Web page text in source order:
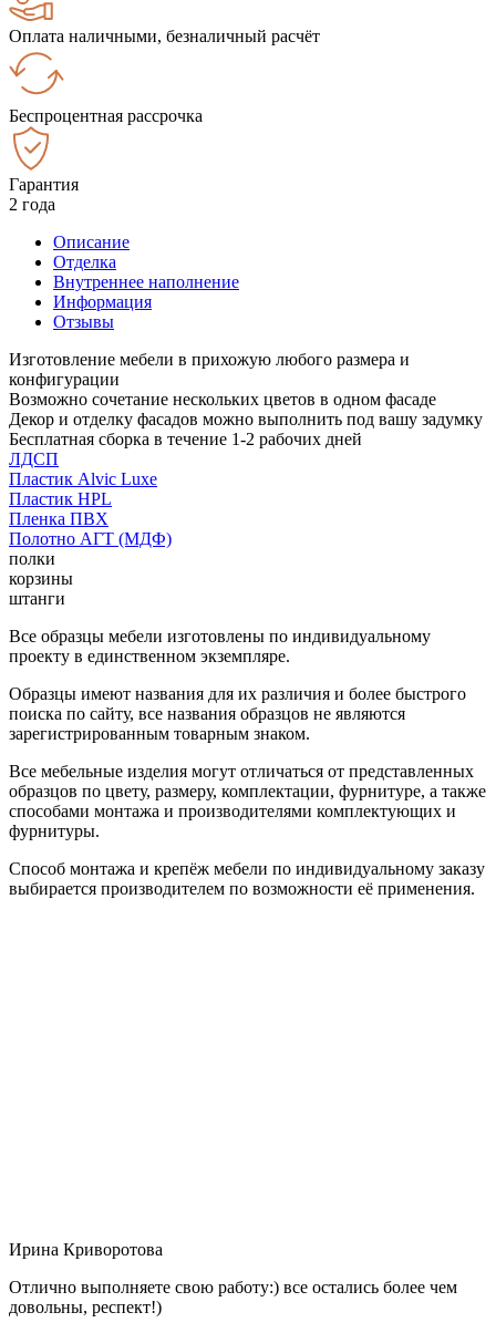
Оплата наличными, безналичный расчёт
Беспроцентная рассрочка
Гарантия
2 года
Описание
Отделка
Внутреннее наполнение
Информация
Отзывы
Изготовление мебели в прихожую любого размера и
конфигурации
Возможно сочетание нескольких цветов в одном фасаде
Декор и отделку фасадов можно выполнить под вашу задумку
Бесплатная сборка в течение 1-2 рабочих дней
ЛДСП
Пластик Alvic Luxe
Пластик HPL
Пленка ПВХ
Полотно АГТ (МДФ)
полки
корзины
штанги
Все образцы мебели изготовлены по индивидуальному
проекту в единственном экземпляре.
Образцы имеют названия для их различия и более быстрого
поиска по сайту, все названия образцов не являются
зарегистрированным товарным знаком.
Все мебельные изделия могут отличаться от представленных
образцов по цвету, размеру, комплектации, фурнитуре, а также
способами монтажа и производителями комплектующих и
фурнитуры.
Способ монтажа и крепёж мебели по индивидуальному заказу
выбирается производителем по возможности её применения.
Ирина Криворотова
Отлично выполняете свою работу:) все остались более чем
довольны, респект!)